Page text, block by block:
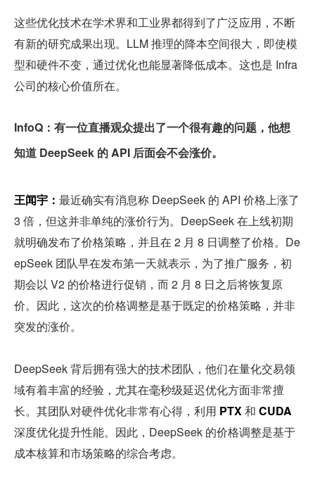
这些优化技术在学术界和工业界都得到了广泛应用，不断
有新的研究成果出现。LLM 推理的降本空间很大，即使模
型和硬件不变，通过优化也能显著降低成本。这也是 Infra
公司的核心价值所在。
InfoQ：有一位直播观众提出了一个很有趣的问题，他想
知道 DeepSeek 的 API 后面会不会涨价。
王闻宇： 最近确实有消息称 DeepSeek 的 API 价格上涨了
3 倍，但这并非单纯的涨价行为。DeepSeek 在上线初期
就明确发布了价格策略，并且在 2 月 8 日调整了价格。De
epSeek 团队早在发布第一天就表示，为了推广服务，初
期会以 V2 的价格进行促销，而 2 月 8 日之后将恢复原
价。因此，这次的价格调整是基于既定的价格策略，并非
突发的涨价。
DeepSeek 背后拥有强大的技术团队，他们在量化交易领
域有着丰富的经验，尤其在毫秒级延迟优化方面非常擅
长。其团队对硬件优化非常有心得，利用 PTX 和 CUDA
深度优化提升性能。因此，DeepSeek 的价格调整是基于
成本核算和市场策略的综合考虑。